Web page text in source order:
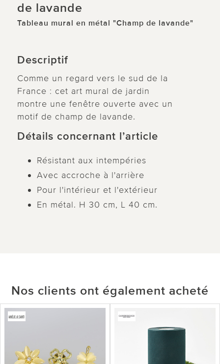
de lavande
Tableau mural en métal "Champ de lavande"
Descriptif
Comme un regard vers le sud de la
France : cet art mural de jardin
montre une fenêtre ouverte avec un
motif de champ de lavande.
Détails concernant l’article
Résistant aux intempéries
Avec accroche à l'arrière
Pour l'intérieur et l'extérieur
En métal. H 30 cm, L 40 cm.
Nos clients ont également acheté